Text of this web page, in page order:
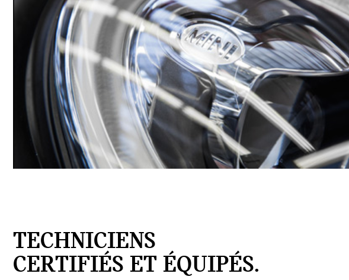
TECHNICIENS
CERTIFIÉS ET ÉQUIPÉS.